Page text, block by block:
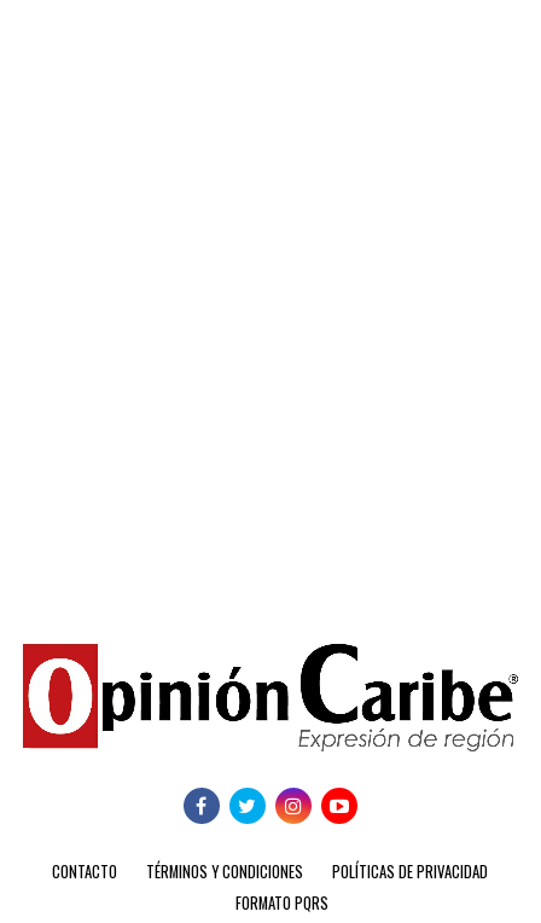
CONTACTO TÉRMINOS Y CONDICIONES
POLÍTICAS DE PRIVACIDAD
FORMATO PQRS